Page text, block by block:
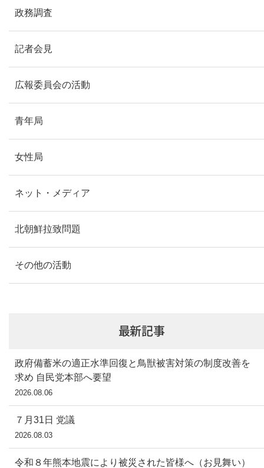
政務調査
記者会見
広報委員会の活動
青年局
女性局
ネット・メディア
北朝鮮拉致問題
その他の活動
最新記事
政府備蓄米の適正水準回復と鳥獣被害対策の制度改善を
求め 自民党本部へ要望
2026.08.06
７月31日 党議
2026.08.03
令和８年熊本地震により被災された皆様へ（お見舞い）